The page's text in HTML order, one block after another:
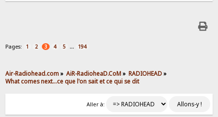
Pages: 1 2 3 4 5 ... 194
Air-Radiohead.com» AiR-RadioheaD.CoM» RADIOHEAD»
What comes next...ce que l'on sait et ce qui se dit
Aller à: